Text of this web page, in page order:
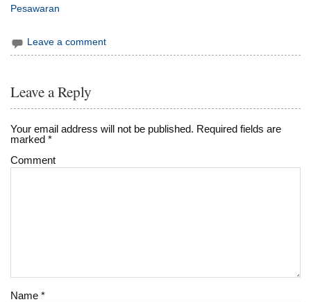
Pesawaran
Leave a comment
Leave a Reply
Your email address will not be published. Required fields are
marked*
Comment
Name*